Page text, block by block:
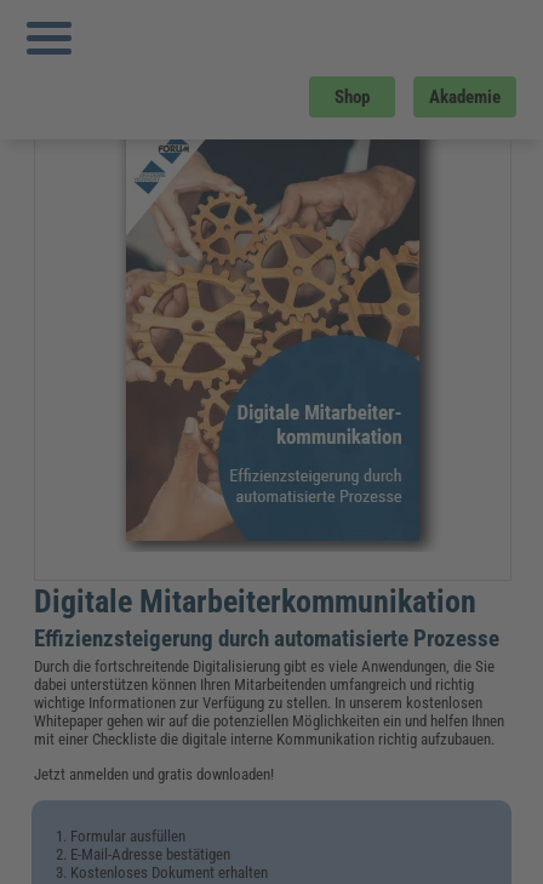
Shop Akademie
Sie sind hier:
Digitale Mitarbeiterkommunikation
Digitale Mitarbeiterkommunikation
Effizienzsteigerung durch automatisierte Prozesse
Durch die fortschreitende Digitalisierung gibt es viele Anwendungen, die Sie
dabei unterstützen können Ihren Mitarbeitenden umfangreich und richtig
wichtige Informationen zur Verfügung zu stellen. In unserem kostenlosen
Whitepaper gehen wir auf die potenziellen Möglichkeiten ein und helfen Ihnen
mit einer Checkliste die digitale interne Kommunikation richtig aufzubauen.
Jetzt anmelden und gratis downloaden!
1. Formular ausfüllen
2. E-Mail-Adresse bestätigen
3. Kostenloses Dokument erhalten